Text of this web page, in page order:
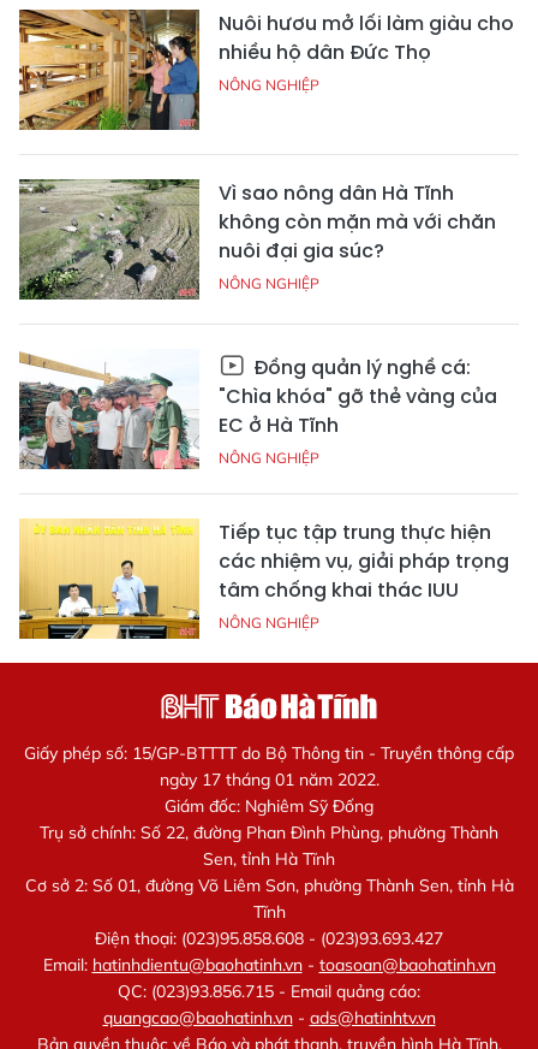
Nuôi hươu mở lối làm giàu cho
nhiều hộ dân Đức Thọ
NÔNG NGHIỆP
Vì sao nông dân Hà Tĩnh
không còn mặn mà với chăn
nuôi đại gia súc?
NÔNG NGHIỆP
Đồng quản lý nghề cá:
"Chìa khóa" gỡ thẻ vàng của
EC ở Hà Tĩnh
NÔNG NGHIỆP
Tiếp tục tập trung thực hiện
các nhiệm vụ, giải pháp trọng
tâm chống khai thác IUU
NÔNG NGHIỆP
Giấy phép số: 15/GP-BTTTT do Bộ Thông tin - Truyền thông cấp
ngày 17 tháng 01 năm 2022.
Giám đốc: Nghiêm Sỹ Đống
Trụ sở chính: Số 22, đường Phan Đình Phùng, phường Thành
Sen, tỉnh Hà Tĩnh
Cơ sở 2: Số 01, đường Võ Liêm Sơn, phường Thành Sen, tỉnh Hà
Tĩnh
Điện thoại: (023)95.858.608 - (023)93.693.427
Email: hatinhdientu@baohatinh.vn- toasoan@baohatinh.vn
QC: (023)93.856.715 - Email quảng cáo:
quangcao@baohatinh.vn- ads@hatinhtv.vn
Bản quyền thuộc về Báo và phát thanh, truyền hình Hà Tĩnh.